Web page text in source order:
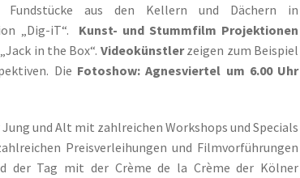
Fundstücke aus den Kellern und Dächern in
„Dig-iT“. Kunst- und Stummfilm Projektionen
in the Box“. Videokünstlerzeigen zum Beispiel
Die Fotoshow: Agnesviertel um 6.00 Uhr
und Alt mit zahlreichen Workshops und Specials
Preisverleihungen und Filmvorführungen
der Tag mit der Crème de la Crème der Kölner